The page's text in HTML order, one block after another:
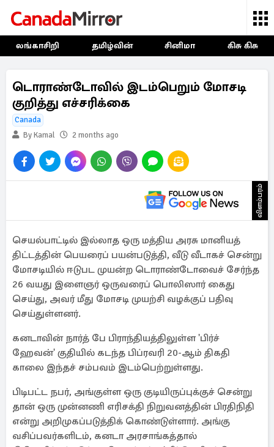
லங்காசிறி தமிழ்வின் சினிமா கிசு கிசு
டொராண்டோவில் இடம்பெறும் மோசடி
குறித்து எச்சரிக்கை
Canada
By Kamal
2 months ago
விளம்பரம்
செயல்பாட்டில் இல்லாத ஒரு மத்திய அரசு மானியத்
திட்டத்தின் பெயரைப் பயன்படுத்தி, வீடு வீடாகச் சென்று
மோசடியில் ஈடுபட முயன்ற டொராண்டோவைச் சேர்ந்த
26 வயது இளைஞர் ஒருவரைப் பொலிஸார் கைது
செய்து, அவர் மீது மோசடி முயற்சி வழக்குப் பதிவு
செய்துள்ளனர்.
கனடாவின் நார்த் பே பிராந்தியத்திலுள்ள 'பிர்ச்
ஹேவன்' குதியில் கடந்த பிப்ரவரி 20-ஆம் திகதி
காலை இந்தச் சம்பவம் இடம்பெற்றுள்ளது.
பிடிபட்ட நபர், அங்குள்ள ஒரு குடியிருப்புக்குச் சென்று
தான் ஒரு முன்னணி எரிசக்தி நிறுவனத்தின் பிரதிநிதி
என்று அறிமுகப்படுத்திக் கொண்டுள்ளார். அங்கு
வசிப்பவர்களிடம், கனடா அரசாங்கத்தால்